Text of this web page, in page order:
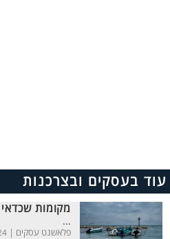
עוד בעסקים ובצרכנות
מקומות
...
פלאשנט עסקים |